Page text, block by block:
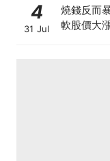
4
31 Jul
燒錢反而
軟股價大